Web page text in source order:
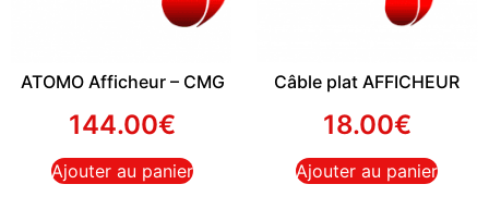
ATOMO Afficheur – CMG
144.00€
Ajouter au panier
Câble plat AFFICHEUR
18.00€
Ajouter au panier